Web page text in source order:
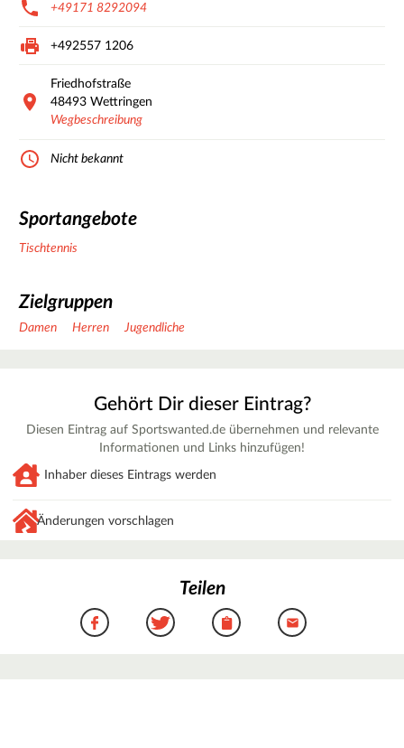
+49171 8292094
+492557 1206
Friedhofstraße
48493 Wettringen
Wegbeschreibung
Nicht bekannt
Sportangebote
Tischtennis
Zielgruppen
Damen Herren Jugendliche
Gehört Dir dieser Eintrag?
Diesen Eintrag auf Sportswanted.de übernehmen und relevante
Informationen und Links hinzufügen!
Inhaber dieses Eintrags werden
Änderungen vorschlagen
Teilen